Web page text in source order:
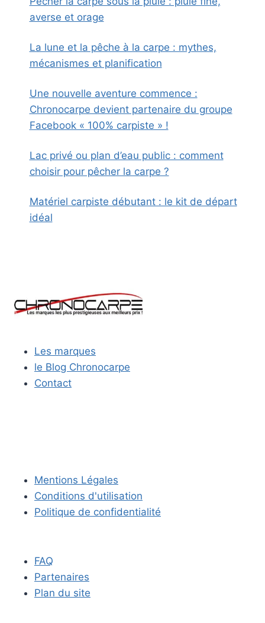
averse et orage
La lune et la pêche à la carpe : mythes,
mécanismes et planification
Une nouvelle aventure commence :
Chronocarpe devient partenaire du groupe
Facebook « 100% carpiste » !
Lac privé ou plan d’eau public : comment
choisir pour pêcher la carpe ?
Matériel carpiste débutant : le kit de départ
idéal
Les marques
le Blog Chronocarpe
Contact
Mentions Légales
Conditions d'utilisation
Politique de confidentialité
FAQ
Partenaires
Plan du site